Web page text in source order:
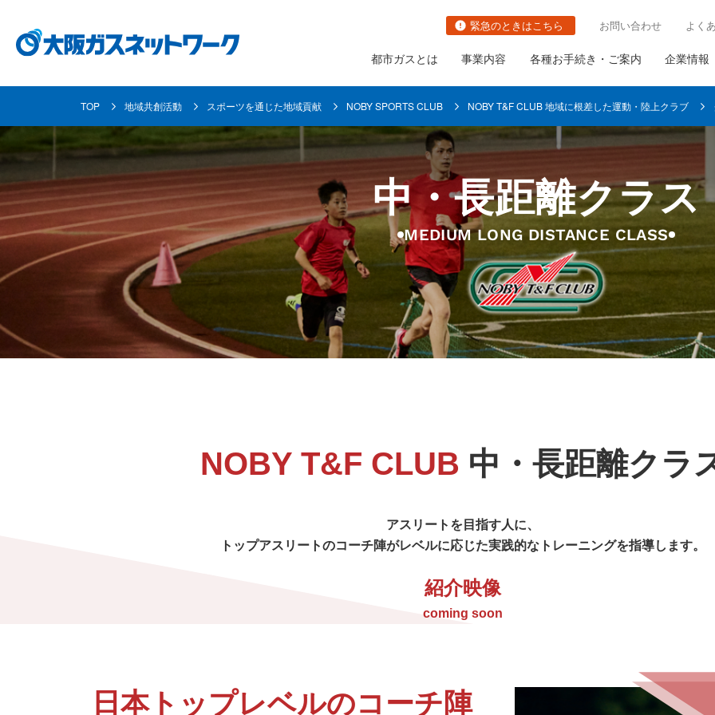
緊急のときはこちら お問い合わせ よく
都市ガスとは
都市ガスとは
都市ガスの安定供給の取り組み 都市ガスの防災対策の取り組み
事業内容
事業内容
ガス導管事業 関連事業
地域共創活動 ガス需要の普及・拡大
各種お手続き・ご案内
各種お手続き・ご案内
個人のお客さま
都市ガスへの切り替え ガス栓の増設と取り替え
お客さま資産の古いガス管の
取り替えについて
ガス設備調査
業務用のお客さま設備について
ガスメーターの取り替え
について
託送供給・最終保障供給
簡易内管施工登録店の各種業務について
企業情報
企業情報
使命と目指す姿 社長ごあいさつ
資材調達 会社概要
採用情報
採用メッセージ 職種・キャリアイメージ
数字で見る大阪ガスネットワーク
TOP 地域共創活動 スポーツを通じた地域貢献 NOBY SPORTS CLUB NOBY T&F CLUB 地域に根差した運動・陸上クラブ
中・長距離クラス
MEDIUM LONG DISTANCE CLASS
NOBY T&F CLUB 中・長距離クラ
アスリートを目指す人に、
トップアスリートのコーチ陣がレベルに応じた実践的なトレーニングを指導します。
紹介映像
coming soon
日本トップレベルのコーチ陣